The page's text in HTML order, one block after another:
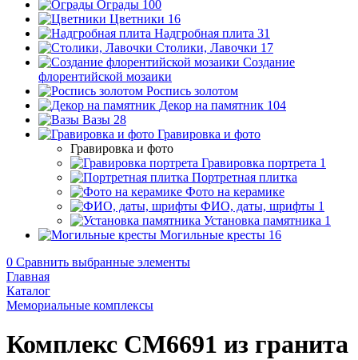
Ограды 100
Цветники 16
Надгробная плита 31
Столики, Лавочки 17
Создание
флорентийской мозаики
Роспись золотом
Декор на памятник 104
Вазы 28
Гравировка и фото
Гравировка и фото
Гравировка портрета 1
Портретная плитка
Фото на керамике
ФИО, даты, шрифты 1
Установка памятника 1
Могильные кресты 16
0 Сравнить выбранные элементы
Главная
Каталог
Мемориальные комплексы
Комплекс CM6691 из гранита